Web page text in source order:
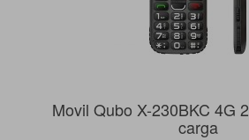
Movil Qubo X-230BKC 4G
carga